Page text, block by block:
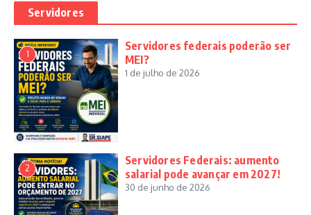
Servidores
1
Servidores federais poderão ser
MEI?
1 de julho de 2026
2
Servidores Federais: aumento
salarial pode avançar em 2027!
30 de junho de 2026